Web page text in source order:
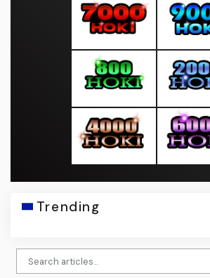
Trending